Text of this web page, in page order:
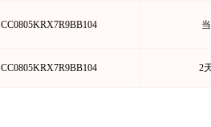
CC0805KRX7R9BB104
CC0805KRX7R9BB104 2